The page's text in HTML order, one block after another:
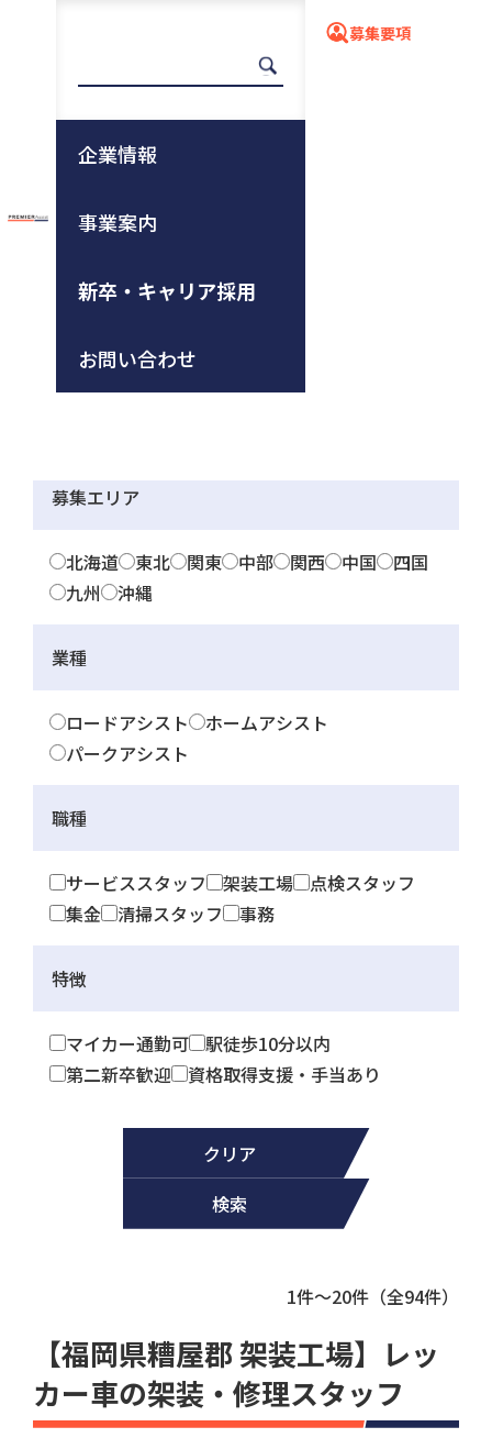
企業情報
事業案内
新卒・キャリア採用
お問い合わせ
募集要項
募集要項
たします。
募集エリア
北海道 東北 関東 中部 関西 中国
四国
九州
沖縄
業種
ロードアシスト
ホームアシスト
パークアシスト
職種
サービススタッフ 架装工場
点検スタッフ
集金
清掃スタッフ 事務
特徴
マイカー通勤可
駅徒歩10分以内
第二新卒歓迎
資格取得支援・手当あり
クリア
検索
1件～20件（全94件）
【福岡県糟屋郡 架装工場】レッ
カー車の架装・修理スタッフ